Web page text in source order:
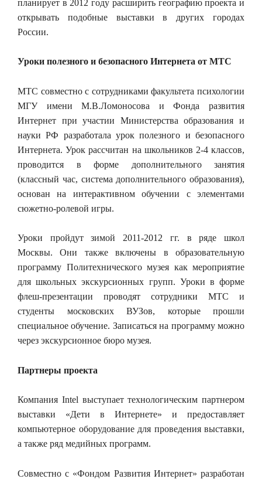
планирует в 2012 году расширить географию проекта и
открывать подобные выставки в других городах
России.
Уроки полезного и безопасного Интернета от МТС
МТС совместно с сотрудниками факультета психологии
МГУ имени М.В.Ломоносова и Фонда развития
Интернет при участии Министерства образования и
науки РФ разработала урок полезного и безопасного
Интернета. Урок рассчитан на школьников 2-4 классов,
проводится в форме дополнительного занятия
(классный час, система дополнительного образования),
основан на интерактивном обучении с элементами
сюжетно-ролевой игры.
Уроки пройдут зимой 2011-2012 гг. в ряде школ
Москвы. Они также включены в образовательную
программу Политехнического музея как мероприятие
для школьных экскурсионных групп. Уроки в форме
флеш-презентации проводят сотрудники МТС и
студенты московских ВУЗов, которые прошли
специальное обучение. Записаться на программу можно
через экскурсионное бюро музея.
Партнеры проекта
Компания Intel выступает технологическим партнером
выставки «Дети в Интернете» и предоставляет
компьютерное оборудование для проведения выставки,
а также ряд медийных программ.
Совместно с «Фондом Развития Интернет» разработан